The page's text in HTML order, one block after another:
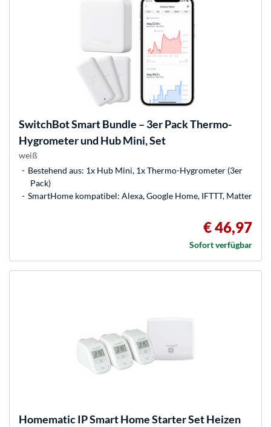
SwitchBotSmart Bundle – 3er Pack Thermo-
Hygrometer und Hub Mini, Set
weiß
Bestehend aus: 1x Hub Mini, 1x Thermo-Hygrometer (3er
Pack)
SmartHome kompatibel: Alexa, Google Home, IFTTT, Matter
€ 46,97
Sofort verfügbar
Homematic IPSmart Home Starter Set Heizen